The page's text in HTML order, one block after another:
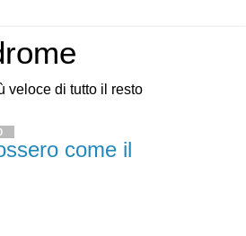
veloce di tutto il resto
come il